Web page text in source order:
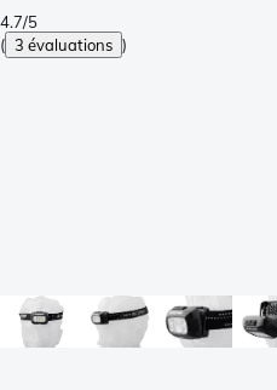
4.7/5
( 3 évaluations )